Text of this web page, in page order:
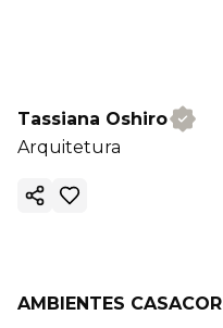
Tassiana Oshiro
Arquitetura
Copiar link
AMBIENTES CASACOR